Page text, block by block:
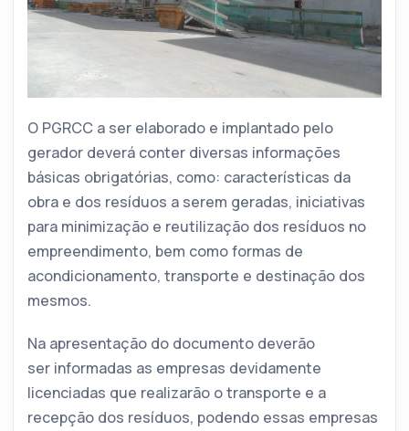
O PGRCC a ser elaborado e implantado pelo
gerador deverá conter diversas informações
básicas obrigatórias, como: características da
obra e dos resíduos a serem geradas, iniciativas
para minimização e reutilização dos resíduos no
empreendimento, bem como formas de
acondicionamento, transporte e destinação dos
mesmos.
Na apresentação do documento deverão
ser informadas as empresas devidamente
licenciadas que realizarão o transporte e a
recepção dos resíduos, podendo essas empresas